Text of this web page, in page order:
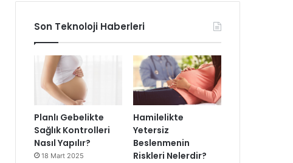
Son Teknoloji Haberleri
Planlı Gebelikte
Sağlık Kontrolleri
Nasıl Yapılır?
18 Mart 2025
Hamilelikte
Yetersiz
Beslenmenin
Riskleri Nelerdir?